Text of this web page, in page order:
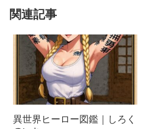
関連記事
異世界ヒーロー図鑑｜しろく